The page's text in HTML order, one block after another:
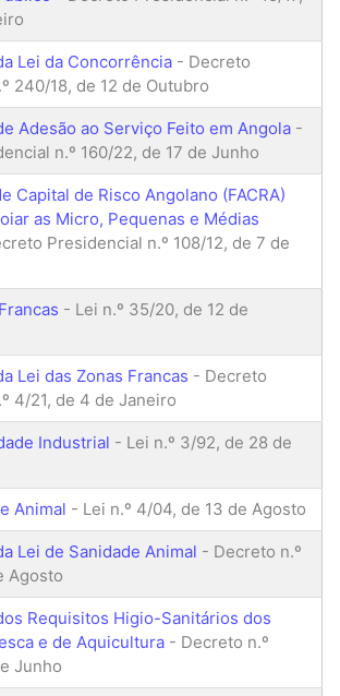
Lei da Concorrência - Decreto
240/18, de 12 de Outubro
Adesão ao Serviço Feito em Angola -
n.º 160/22, de 17 de Junho
Capital de Risco Angolano (FACRA)
as Micro, Pequenas e Médias
Presidencial n.º 108/12, de 7 de
- Lei n.º 35/20, de 12 de
Lei das Zonas Francas - Decreto
4/21, de 4 de Janeiro
Industrial - Lei n.º 3/92, de 28 de
Animal - Lei n.º 4/04, de 13 de Agosto
Lei de Sanidade Animal - Decreto n.º
Agosto
Requisitos Higio-Sanitários dos
e de Aquicultura - Decreto n.º
Junho